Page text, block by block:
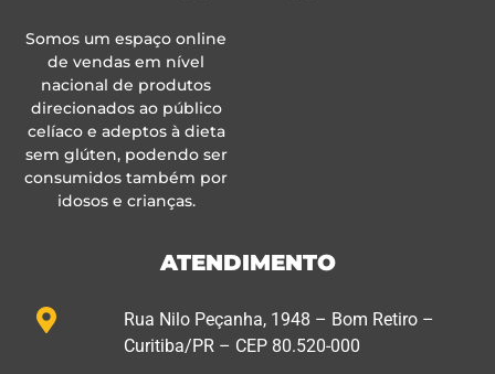
Somos um espaço online
de vendas em nível
nacional de produtos
direcionados ao público
celíaco e adeptos à dieta
sem glúten, podendo ser
consumidos também por
idosos e crianças.
ATENDIMENTO
Rua Nilo Peçanha, 1948 – Bom Retiro –
Curitiba/PR – CEP 80.520-000